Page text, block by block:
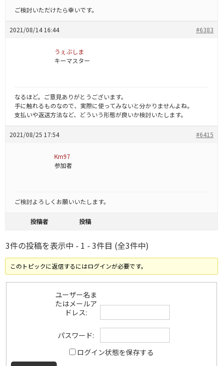
ご検討いただけたら幸いです。
2021/08/14 16:44 #6383
うぇぶしま
キーマスター
なるほど。ご意見ありがとうございます。
手に触れるものなので、実際に使ってみないと分かりませんよね。
支払いや返送方法など、どういう形態が良いか検討いたします。
2021/08/25 17:54 #6415
Km97
参加者
ご検討よろしくお願いいたします。
投稿者 投稿
3件の投稿を表示中 - 1 - 3件目 (全3件中)
このトピックに返信するにはログインが必要です。
ユーザー名ま
たはメールア
ドレス:
パスワード:
ログイン状態を保存する